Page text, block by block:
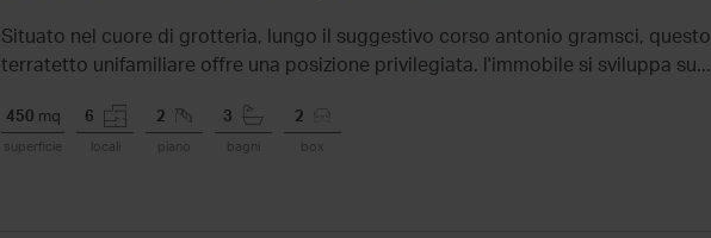
Situato nel cuore di grotteria, lungo il suggestivo corso antonio gramsci, questo
terratetto unifamiliare offre una posizione privilegiata. l'immobile si sviluppa su...
450 mq
superficie
6
locali
2
piano
3
bagni
2
box